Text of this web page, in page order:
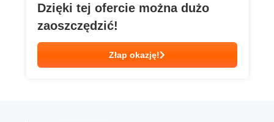
Dzięki tej ofercie można dużo
zaoszczędzić!
Złap okazję!